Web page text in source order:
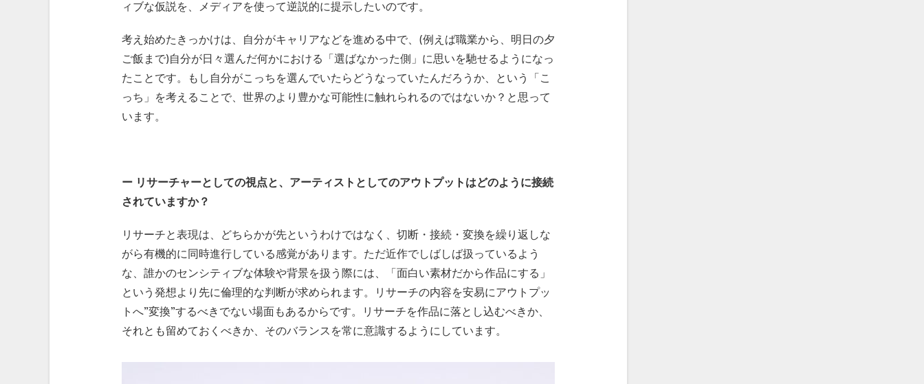
ィブな仮説を、メディアを使って逆説的に提示したいのです。
考え始めたきっかけは、自分がキャリアなどを進める中で、(例えば職業から、明日の夕
ご飯まで)自分が日々選んだ何かにおける「選ばなかった側」に思いを馳せるようになっ
たことです。もし自分がこっちを選んでいたらどうなっていたんだろうか、という「こ
っち」を考えることで、世界のより豊かな可能性に触れられるのではないか？と思って
います。
ー リサーチャーとしての視点と、アーティストとしてのアウトプットはどのように接続
されていますか？
リサーチと表現は、どちらかが先というわけではなく、切断・接続・変換を繰り返しな
がら有機的に同時進行している感覚があります。ただ近作でしばしば扱っているよう
な、誰かのセンシティブな体験や背景を扱う際には、「面白い素材だから作品にする」
という発想より先に倫理的な判断が求められます。リサーチの内容を安易にアウトプッ
トへ”変換”するべきでない場面もあるからです。リサーチを作品に落とし込むべきか、
それとも留めておくべきか、そのバランスを常に意識するようにしています。